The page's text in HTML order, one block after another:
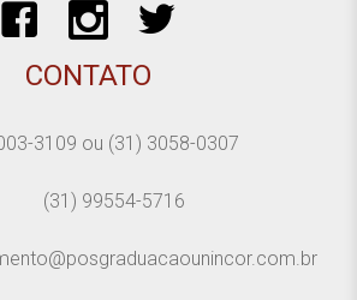
CONTATO
3109 ou (31) 3058-0307
(31) 99554-5716